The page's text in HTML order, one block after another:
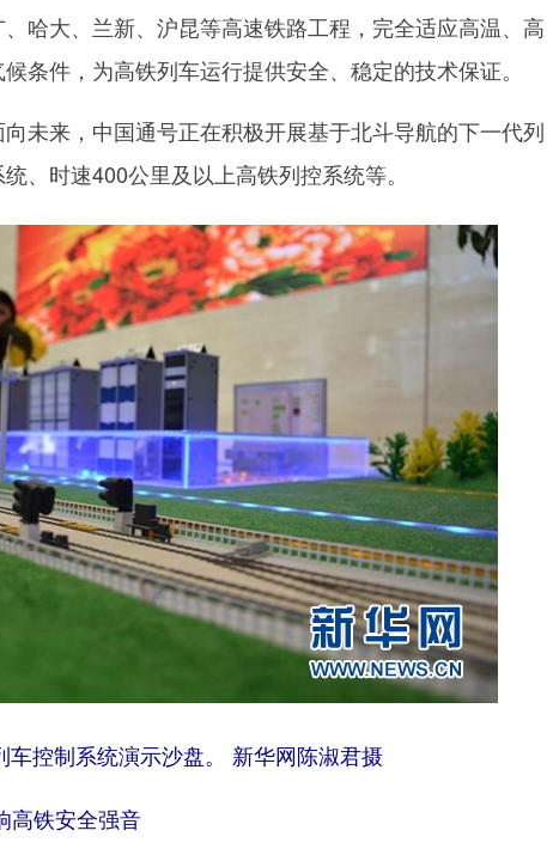
哈大、兰新、沪昆等高速铁路工程，完全适应高温、高
条件，为高铁列车运行提供安全、稳定的技术保证。
来，中国通号正在积极开展基于北斗导航的下一代列
、时速400公里及以上高铁列控系统等。
车控制系统演示沙盘。 新华网陈淑君摄
高铁安全强音